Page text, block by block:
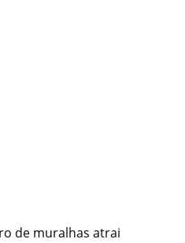
de muralhas atrai